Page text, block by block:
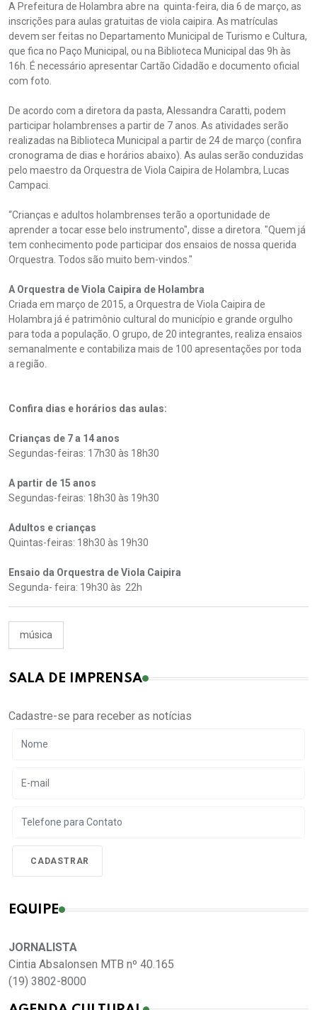
A Prefeitura de Holambra abre na quinta-feira, dia 6 de março, as
inscrições para aulas gratuitas de viola caipira. As matrículas
devem ser feitas no Departamento Municipal de Turismo e Cultura,
que fica no Paço Municipal, ou na Biblioteca Municipal das 9h às
16h. É necessário apresentar Cartão Cidadão e documento oficial
com foto.
De acordo com a diretora da pasta, Alessandra Caratti, podem
participar holambrenses a partir de 7 anos. As atividades serão
realizadas na Biblioteca Municipal a partir de 24 de março (confira
cronograma de dias e horários abaixo). As aulas serão conduzidas
pelo maestro da Orquestra de Viola Caipira de Holambra, Lucas
Campaci.
“Crianças e adultos holambrenses terão a oportunidade de
aprender a tocar esse belo instrumento", disse a diretora. "Quem já
tem conhecimento pode participar dos ensaios de nossa querida
Orquestra. Todos são muito bem-vindos."
A Orquestra de Viola Caipira de Holambra
Criada em março de 2015, a Orquestra de Viola Caipira de
Holambra já é patrimônio cultural do município e grande orgulho
para toda a população. O grupo, de 20 integrantes, realiza ensaios
semanalmente e contabiliza mais de 100 apresentações por toda
a região.
Confira dias e horários das aulas:
Crianças de 7 a 14 anos
Segundas-feiras: 17h30 às 18h30
A partir de 15 anos
Segundas-feiras: 18h30 às 19h30
Adultos e crianças
Quintas-feiras: 18h30 às 19h30
Ensaio da Orquestra de Viola Caipira
Segunda- feira: 19h30 às 22h
música
SALA DE IMPRENSA
Cadastre-se para receber as notícias
EQUIPE
JORNALISTA
Cintia Absalonsen MTB nº 40.165
(19) 3802-8000